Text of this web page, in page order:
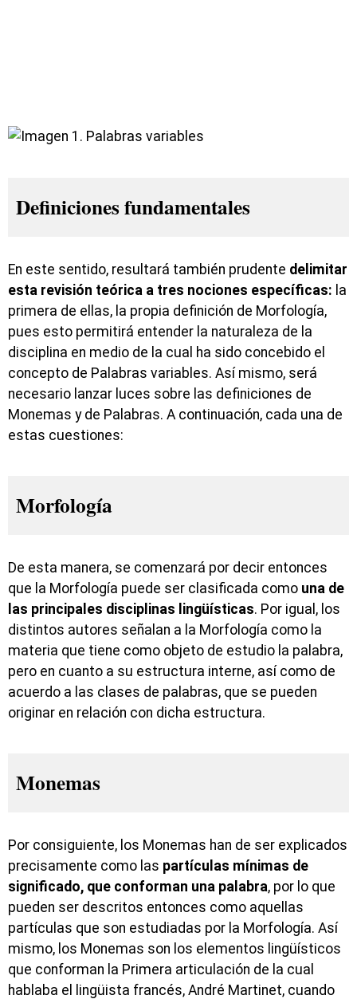
Definiciones fundamentales
En este sentido, resultará también prudente delimitar
esta revisión teórica a tres nociones específicas: la
primera de ellas, la propia definición de Morfología,
pues esto permitirá entender la naturaleza de la
disciplina en medio de la cual ha sido concebido el
concepto de Palabras variables. Así mismo, será
necesario lanzar luces sobre las definiciones de
Monemas y de Palabras. A continuación, cada una de
estas cuestiones:
Morfología
De esta manera, se comenzará por decir entonces
que la Morfología puede ser clasificada como una de
las principales disciplinas lingüísticas. Por igual, los
distintos autores señalan a la Morfología como la
materia que tiene como objeto de estudio la palabra,
pero en cuanto a su estructura interne, así como de
acuerdo a las clases de palabras, que se pueden
originar en relación con dicha estructura.
Monemas
Por consiguiente, los Monemas han de ser explicados
precisamente como las partículas mínimas de
significado, que conforman una palabra, por lo que
pueden ser descritos entonces como aquellas
partículas que son estudiadas por la Morfología. Así
mismo, los Monemas son los elementos lingüísticos
que conforman la Primera articulación de la cual
hablaba el lingüista francés, André Martinet, cuando